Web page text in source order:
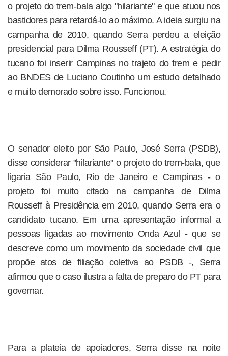
o projeto do trem-bala algo "hilariante" e que atuou nos
bastidores para retardá-lo ao máximo. A ideia surgiu na
campanha de 2010, quando Serra perdeu a eleição
presidencial para Dilma Rousseff (PT). A estratégia do
tucano foi inserir Campinas no trajeto do trem e pedir
ao BNDES de Luciano Coutinho um estudo detalhado
e muito demorado sobre isso. Funcionou.
O senador eleito por São Paulo, José Serra (PSDB),
disse considerar "hilariante" o projeto do trem-bala, que
ligaria São Paulo, Rio de Janeiro e Campinas - o
projeto foi muito citado na campanha de Dilma
Rousseff à Presidência em 2010, quando Serra era o
candidato tucano. Em uma apresentação informal a
pessoas ligadas ao movimento Onda Azul - que se
descreve como um movimento da sociedade civil que
propõe atos de filiação coletiva ao PSDB -, Serra
afirmou que o caso ilustra a falta de preparo do PT para
governar.
Para a plateia de apoiadores, Serra disse na noite